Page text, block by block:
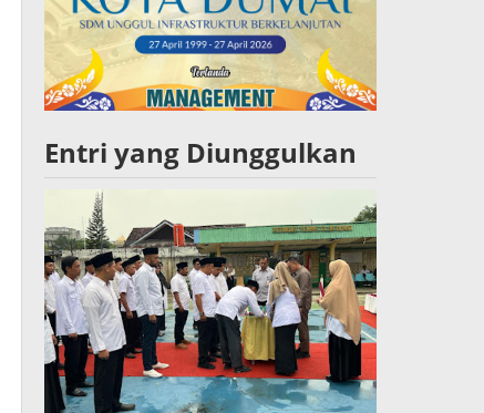
Entri yang Diunggulkan